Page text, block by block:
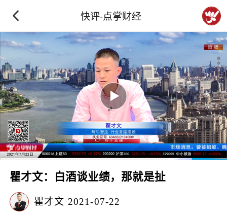
快评-点掌财经
瞿才文：白酒谈业绩，那就是扯
瞿才文 2021-07-22